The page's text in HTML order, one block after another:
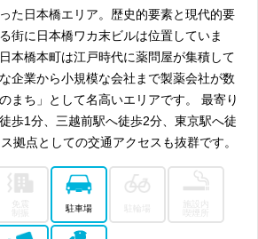
た日本橋エリア。歴史的要素と現代的要
街に日本橋ワカ末ビルは位置していま
本橋本町は江戸時代に薬問屋が集積して
企業から小規模な会社まで製薬会社が数
まち」として名高いエリアです。 最寄り
歩1分、三越前駅へ徒歩2分、東京駅へ徒
拠点としての交通アクセスも抜群です。
駐車場
喫煙所